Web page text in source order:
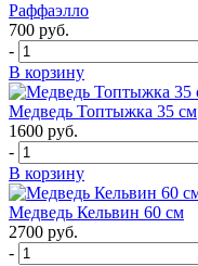
Раффаэлло
700 руб.
-
В корзину
Медведь Топтыжка 35 см
1600 руб.
-
В корзину
Медведь Кельвин 60 см
2700 руб.
-